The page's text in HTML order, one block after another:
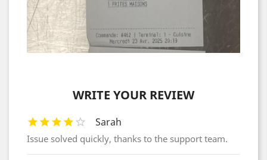
WRITE YOUR REVIEW
Sarah
Issue solved quickly, thanks to the support team.